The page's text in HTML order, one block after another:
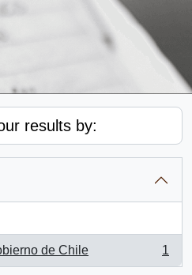
results by:
de Chile 1